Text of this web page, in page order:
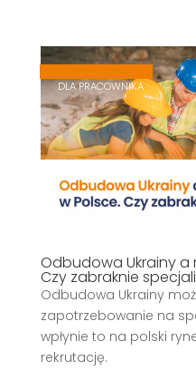
Odbudowa Ukrainy a
Czy zabraknie
DLA PRACOWNIKA
Odbudowa Ukrainy
zapotrzebowanie na
wpłynie to na polski
rekrutację.